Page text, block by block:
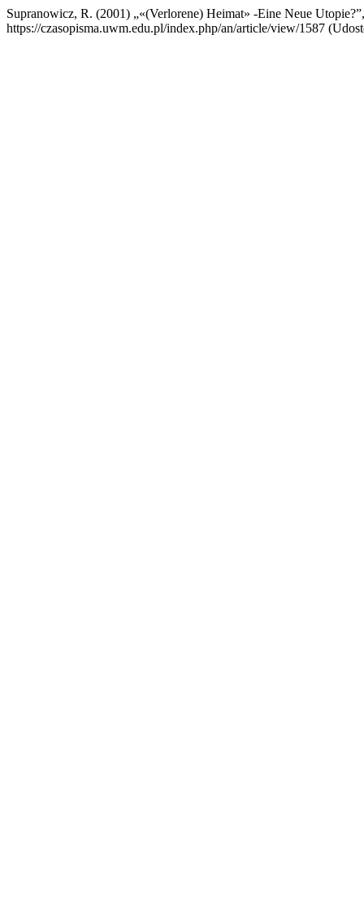
Supranowicz, R. (2001) „«(Verlorene) Heimat» -Eine Neue
https://czasopisma.uwm.edu.pl/index.php/an/article/view/1587